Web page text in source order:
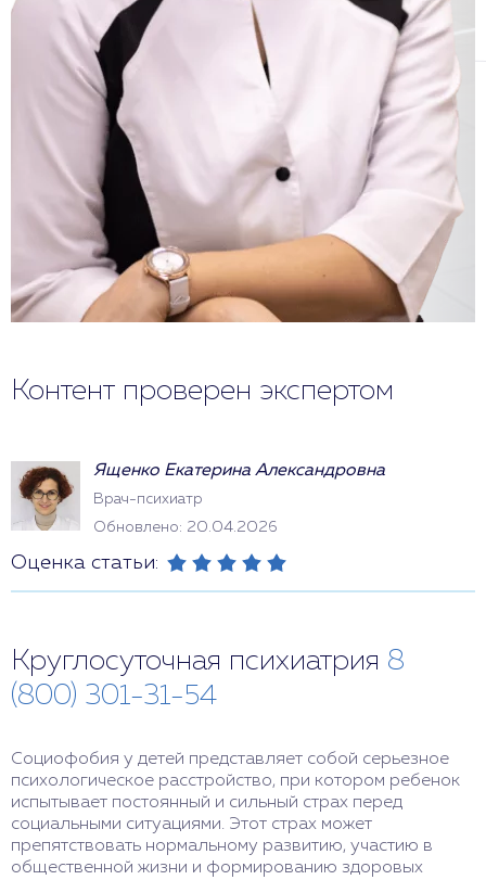
Контент проверен экспертом
Ященко Екатерина Александровна
Врач-психиатр
Обновлено: 20.04.2026
Оценка статьи:
Круглосуточная психиатрия 8
(800) 301-31-54
Социофобия у детей представляет собой серьезное
психологическое расстройство, при котором ребенок
испытывает постоянный и сильный страх перед
социальными ситуациями. Этот страх может
препятствовать нормальному развитию, участию в
общественной жизни и формированию здоровых